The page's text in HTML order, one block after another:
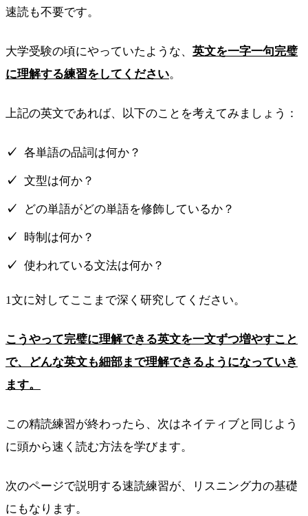
速読も不要です。
大学受験の頃にやっていたような、 英文を一字一句完璧
に理解する練習をしてください。
上記の英文であれば、以下のことを考えてみましょう：
各単語の品詞は何か？
文型は何か？
どの単語がどの単語を修飾しているか？
時制は何か？
使われている文法は何か？
1文に対してここまで深く研究してください。
こうやって完璧に理解できる英文を一文ずつ増やすこと
で、どんな英文も細部まで理解できるようになっていき
ます。
この精読練習が終わったら、次はネイティブと同じよう
に頭から速く読む方法を学びます。
次のページで説明する速読練習が、リスニング力の基礎
にもなります。